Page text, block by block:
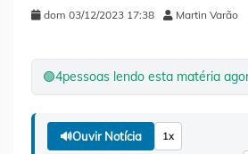
dom 03/12/2023 17:38 Martin Varão
🟢4pessoas lendo esta matéria
🔊Ouvir Notícia 1x